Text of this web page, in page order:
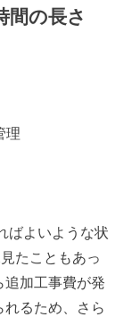
間の長さ
理
ばよいような状
たこともあっ
追加工事費が発
るため、さら